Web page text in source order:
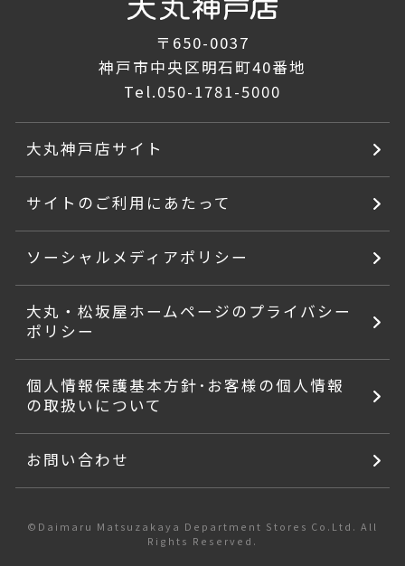
〒650-0037
神戸市中央区明石町40番地
Tel.050-1781-5000
大丸神戸店サイト
サイトのご利用にあたって
ソーシャルメディアポリシー
大丸・松坂屋ホームページのプライバシー
ポリシー
個人情報保護基本方針･お客様の個人情報
の取扱いについて
お問い合わせ
©Daimaru Matsuzakaya Department Stores Co.Ltd. All
Rights Reserved.